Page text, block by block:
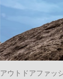
アウトドアファッ